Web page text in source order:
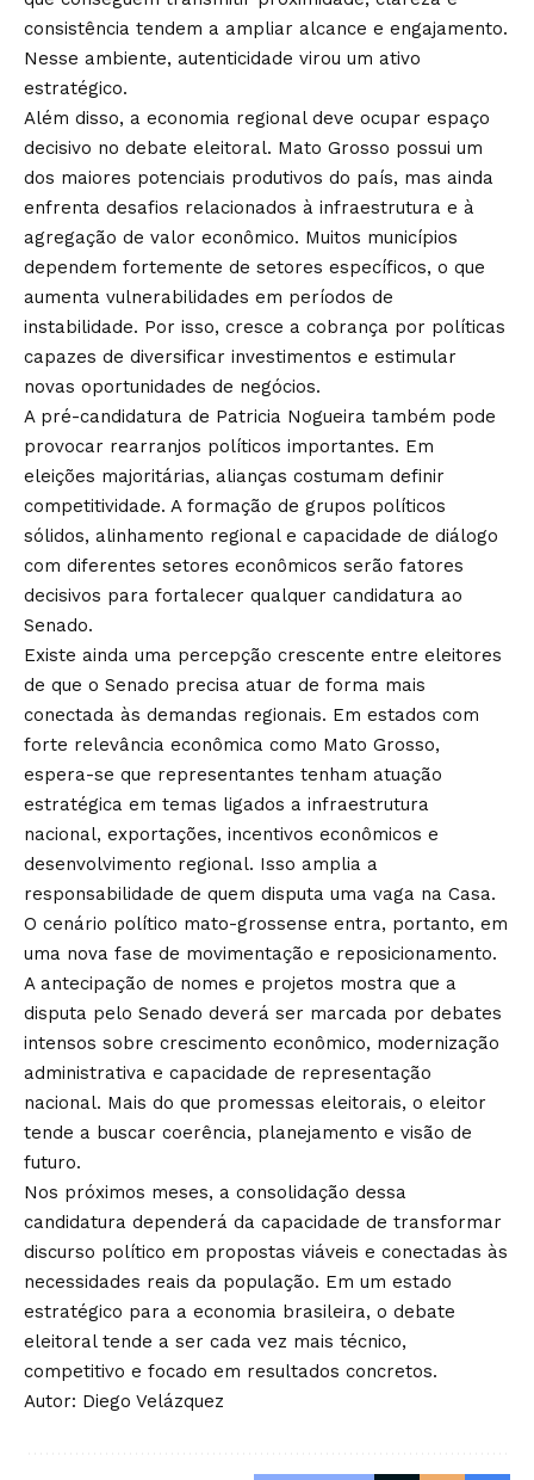
consistência tendem a ampliar alcance e engajamento.
Nesse ambiente, autenticidade virou um ativo
estratégico.
Além disso, a economia regional deve ocupar espaço
decisivo no debate eleitoral. Mato Grosso possui um
dos maiores potenciais produtivos do país, mas ainda
enfrenta desafios relacionados à infraestrutura e à
agregação de valor econômico. Muitos municípios
dependem fortemente de setores específicos, o que
aumenta vulnerabilidades em períodos de
instabilidade. Por isso, cresce a cobrança por políticas
capazes de diversificar investimentos e estimular
novas oportunidades de negócios.
A pré-candidatura de Patricia Nogueira também pode
provocar rearranjos políticos importantes. Em
eleições majoritárias, alianças costumam definir
competitividade. A formação de grupos políticos
sólidos, alinhamento regional e capacidade de diálogo
com diferentes setores econômicos serão fatores
decisivos para fortalecer qualquer candidatura ao
Senado.
Existe ainda uma percepção crescente entre eleitores
de que o Senado precisa atuar de forma mais
conectada às demandas regionais. Em estados com
forte relevância econômica como Mato Grosso,
espera-se que representantes tenham atuação
estratégica em temas ligados a infraestrutura
nacional, exportações, incentivos econômicos e
desenvolvimento regional. Isso amplia a
responsabilidade de quem disputa uma vaga na Casa.
O cenário político mato-grossense entra, portanto, em
uma nova fase de movimentação e reposicionamento.
A antecipação de nomes e projetos mostra que a
disputa pelo Senado deverá ser marcada por debates
intensos sobre crescimento econômico, modernização
administrativa e capacidade de representação
nacional. Mais do que promessas eleitorais, o eleitor
tende a buscar coerência, planejamento e visão de
futuro.
Nos próximos meses, a consolidação dessa
candidatura dependerá da capacidade de transformar
discurso político em propostas viáveis e conectadas às
necessidades reais da população. Em um estado
estratégico para a economia brasileira, o debate
eleitoral tende a ser cada vez mais técnico,
competitivo e focado em resultados concretos.
Autor: Diego Velázquez